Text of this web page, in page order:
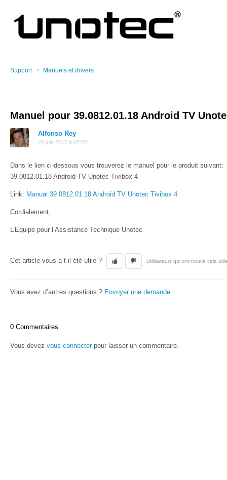
Support Manuels et drivers
Manuel pour 39.0812.01.18 Android TV
Alfonso Rey
29 juin 2017 à 07:28
Dans le lien ci-dessous vous trouverez le manuel pour le produit suivant:
39.0812.01.18 Android TV Unotec Tivibox 4
Link: Manual 39.0812.01.18 Android TV Unotec Tivibox 4
Cordialement,
L’Equipe pour l’Assistance Technique Unotec
Cet article vous a-t-il été utile ? Utilisateurs qui ont trouvé cela
Vous avez d’autres questions ? Envoyer une demande
0 Commentaires
Vous devez vous connecterpour laisser un commentaire.